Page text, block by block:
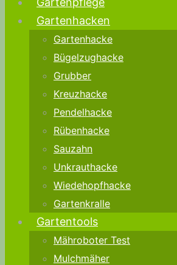
Gartenhacken
Gartenhacke
Bügelzughacke
Grubber
Kreuzhacke
Pendelhacke
Rübenhacke
Sauzahn
Unkrauthacke
Wiedehopfhacke
Gartenkralle
Gartentools
Mähroboter Test
Mulchmäher